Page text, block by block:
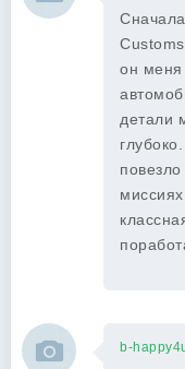
он меня
детали
b-